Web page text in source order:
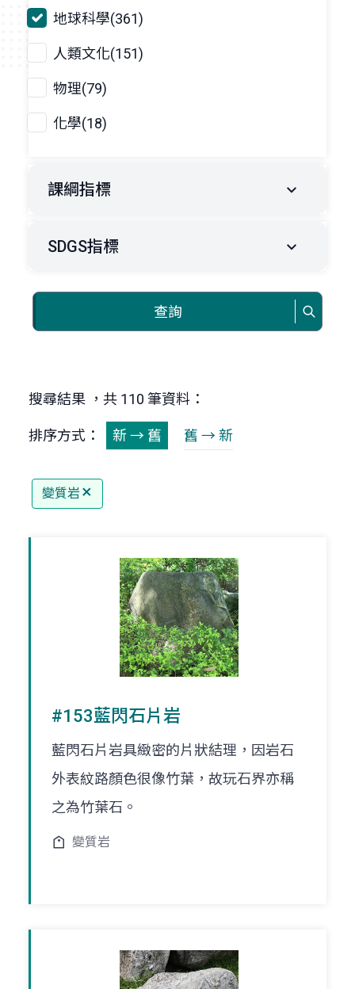
地球科學(361)
人類文化(151)
物理(79)
化學(18)
課綱指標
SDGS指標
查詢
搜尋結果 ，共 110 筆資料：
排序方式： 新 → 舊 舊 → 新
變質岩
#153藍閃石片岩
藍閃石片岩具緻密的片狀結理，因岩石
外表紋路顏色很像竹葉，故玩石界亦稱
之為竹葉石。
變質岩